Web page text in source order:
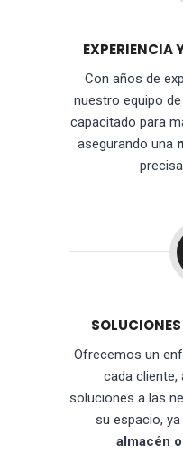
EXPERIENCIA
Con años de
nuestro equipo
capacitado para
asegurando una
Ofrecemos un
cada cliente,
soluciones a las
su espacio,
almacén